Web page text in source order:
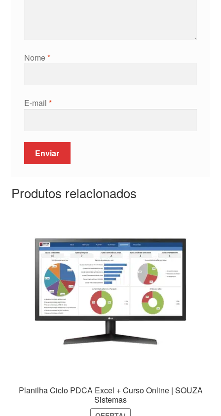
Nome*
E-mail *
Produtos relacionados
Planilha Ciclo PDCA Excel + Curso Online | SOUZA
Sistemas